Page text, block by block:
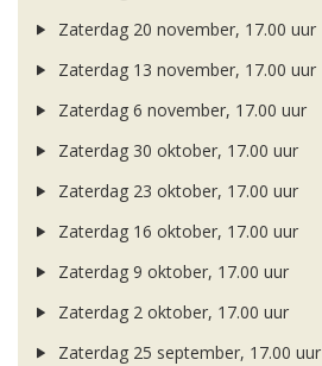
Zaterdag 20 november, 17.00 uur
Zaterdag 13 november, 17.00 uur
Zaterdag 6 november, 17.00 uur
Zaterdag 30 oktober, 17.00 uur
Zaterdag 23 oktober, 17.00 uur
Zaterdag 16 oktober, 17.00 uur
Zaterdag 9 oktober, 17.00 uur
Zaterdag 2 oktober, 17.00 uur
Zaterdag 25 september, 17.00 uur